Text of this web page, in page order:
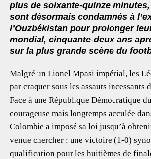
plus de soixante-quinze
sont désormais condamnés à
l’Ouzbékistan pour prolonger
mondial, cinquante-deux ans
sur la plus grande scène du
Malgré un Lionel Mpasi impérial, les
par craquer sous les assauts incessants
Face à une République Démocratique
courageuse mais longtemps acculée
Colombie a imposé sa loi jusqu’à
venue chercher : une victoire (1-0)
qualification pour les huitièmes de